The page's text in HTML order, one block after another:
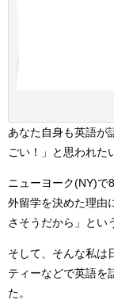
あなた自身も英語が
ごい！」と思われた
ニューヨーク(NY)で
外留学を決めた理由
さそうだから」とい
そして、そんな私は
ティーなどで英語を
た。